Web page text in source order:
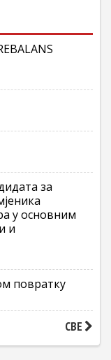
за
у основним
и
повратку
СВЕ